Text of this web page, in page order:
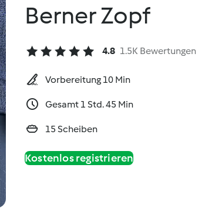
Berner Zopf
4.8 1.5K Bewertungen
Vorbereitung 10 Min
Gesamt 1 Std. 45 Min
15 Scheiben
Kostenlos registrieren